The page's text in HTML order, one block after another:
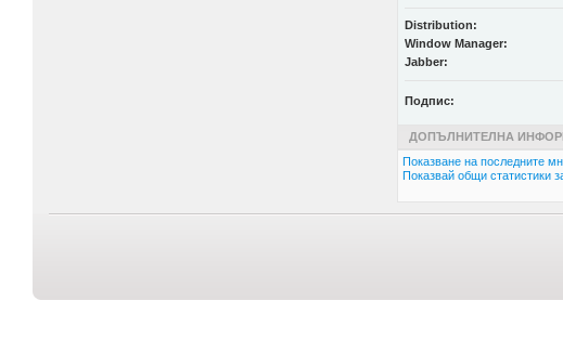
Distribution:
Window Manager:
Jabber:
Подпис:
ДОПЪЛНИТЕЛНА
Показване на последните
Показвай общи статистики